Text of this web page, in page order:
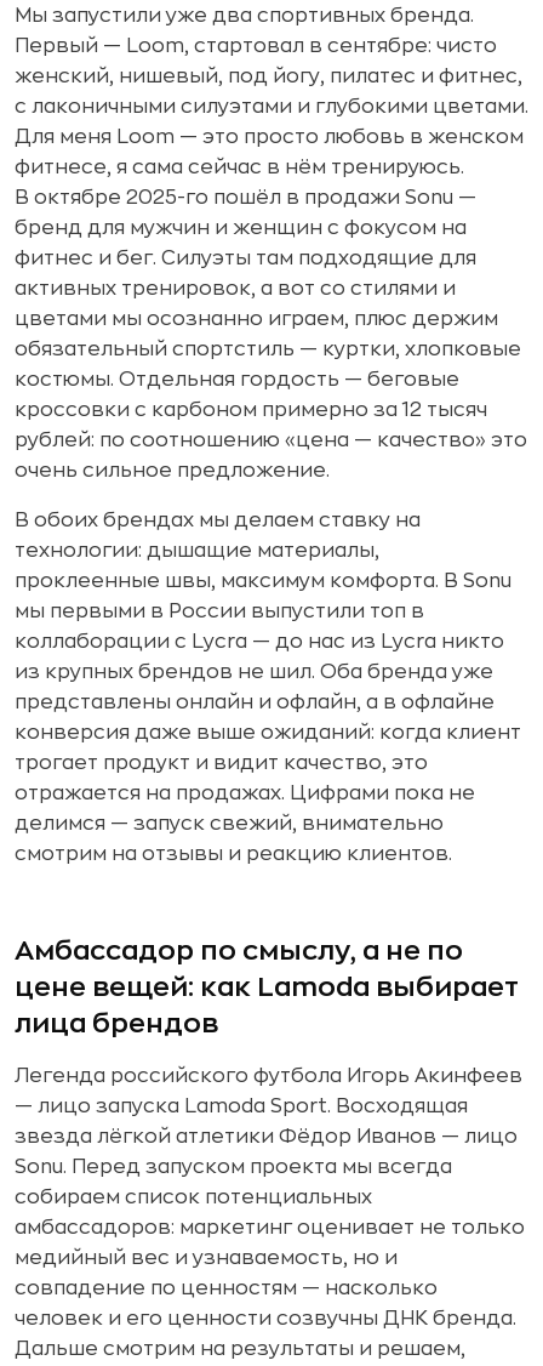
Мы запустили уже два спортивных бренда.
Первый — Loom, стартовал в сентябре: чисто
женский, нишевый, под йогу, пилатес и фитнес,
с лаконичными силуэтами и глубокими цветами.
Для меня Loom — это просто любовь в женском
фитнесе, я сама сейчас в нём тренируюсь.
В октябре 2025-го пошёл в продажи Sonu —
бренд для мужчин и женщин с фокусом на
фитнес и бег. Силуэты там подходящие для
активных тренировок, а вот со стилями и
цветами мы осознанно играем, плюс держим
обязательный спортстиль — куртки, хлопковые
костюмы. Отдельная гордость — беговые
кроссовки с карбоном примерно за 12 тысяч
рублей: по соотношению «цена — качество» это
очень сильное предложение.
В обоих брендах мы делаем ставку на
технологии: дышащие материалы,
проклеенные швы, максимум комфорта. В Sonu
мы первыми в России выпустили топ в
коллаборации с Lycra — до нас из Lycra никто
из крупных брендов не шил. Оба бренда уже
представлены онлайн и офлайн, а в офлайне
конверсия даже выше ожиданий: когда клиент
трогает продукт и видит качество, это
отражается на продажах. Цифрами пока не
делимся — запуск свежий, внимательно
смотрим на отзывы и реакцию клиентов.
Амбассадор по смыслу, а не по
цене вещей: как Lamoda выбирает
лица брендов
Легенда российского футбола Игорь Акинфеев
— лицо запуска Lamoda Sport. Восходящая
звезда лёгкой атлетики Фёдор Иванов — лицо
Sonu. Перед запуском проекта мы всегда
собираем список потенциальных
амбассадоров: маркетинг оценивает не только
медийный вес и узнаваемость, но и
совпадение по ценностям — насколько
человек и его ценности созвучны ДНК бренда.
Дальше смотрим на результаты и решаем,